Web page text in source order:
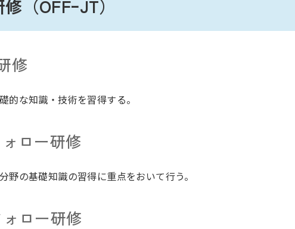
（OFFｰJT）
修
的な知識・技術を習得する。
ロー研修
野の基礎知識の習得に重点をおいて行う。
ロー研修